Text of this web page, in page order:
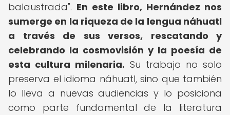
balaustrada". En este libro, Hernández nos
sumerge en la riqueza de la lengua náhuatl
a través de sus versos, rescatando y
celebrando la cosmovisión y la poesía de
esta cultura milenaria. Su trabajo no solo
preserva el idioma náhuatl, sino que también
lo lleva a nuevas audiencias y lo posiciona
como parte fundamental de la literatura